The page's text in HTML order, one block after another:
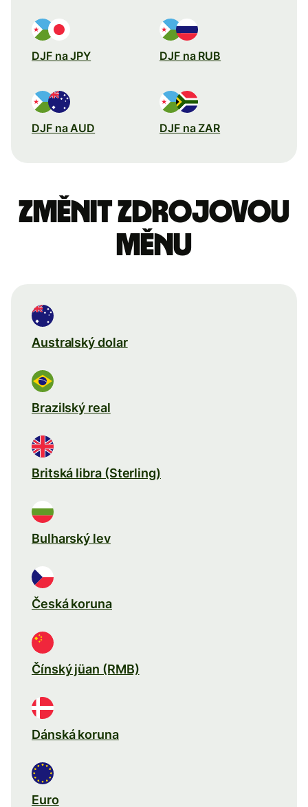
DJF na JPY DJF na RUB
DJF na AUD DJF na ZAR
Změnit zdrojovou
měnu
Australský dolar
Brazilský real
Britská libra (Sterling)
Bulharský lev
Česká koruna
Čínský jüan (RMB)
Dánská koruna
Euro